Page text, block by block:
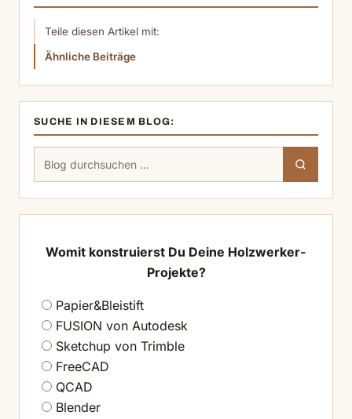
Teile diesen Artikel mit:
Ähnliche Beiträge
SUCHE IN DIESEM BLOG:
Suchen
Womit konstruierst Du Deine Holzwerker-
Projekte?
Papier&Bleistift
FUSION von Autodesk
Sketchup von Trimble
FreeCAD
QCAD
Blender